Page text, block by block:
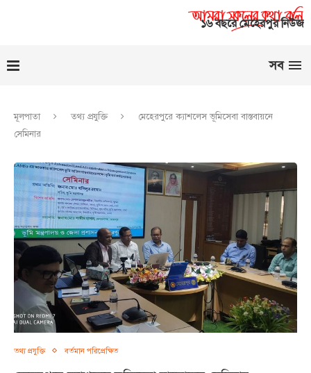
১৬ বছরে মেহেরপুর নিউজ
সব
মূলপাতা তথ্য প্রযুক্তি
মেহেরপুরে ক্যাশলেস ভূমিসেবা বাস্তবায়নে
সেমিনার
তথ্য প্রযুক্তি বর্তমান পরিপ্রেক্ষিত